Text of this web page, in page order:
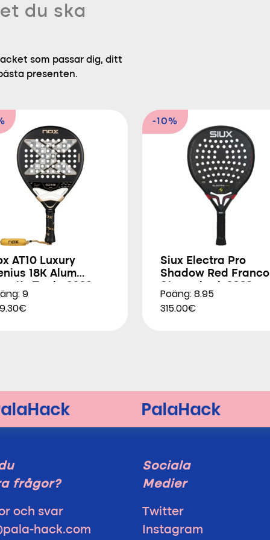
du ska
som passar dig, ditt
presenten.
AT10 Luxury
18K Alum
9
-10%
Siux Electra Pro
Shadow Red Franco
Poäng: 8.95
315.00€
frågor?
och svar
hack.com
Sociala
Medier
Twitter
Instagram